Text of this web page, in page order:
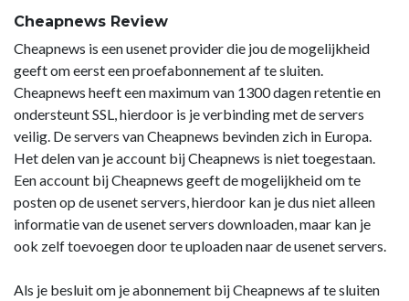
Cheapnews Review
Cheapnews is een usenet provider die jou de mogelijkheid
geeft om eerst een proefabonnement af te sluiten.
Cheapnews heeft een maximum van 1300 dagen retentie en
ondersteunt SSL, hierdoor is je verbinding met de servers
veilig. De servers van Cheapnews bevinden zich in Europa.
Het delen van je account bij Cheapnews is niet toegestaan.
Een account bij Cheapnews geeft de mogelijkheid om te
posten op de usenet servers, hierdoor kan je dus niet alleen
informatie van de usenet servers downloaden, maar kan je
ook zelf toevoegen door te uploaden naar de usenet servers.
Als je besluit om je abonnement bij Cheapnews af te sluiten